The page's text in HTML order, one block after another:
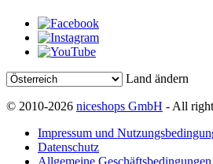
Land ändern
© 2010-2026 niceshops GmbH - All
Impressum und
Datenschutz
Allgemeine